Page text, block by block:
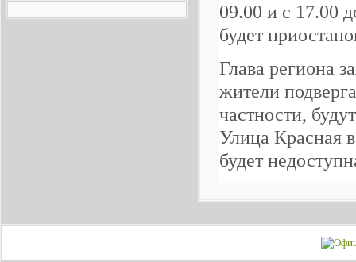
09.00 и с 17.00
будет
Глава региона
жители
частности,
Улица Красная
будет